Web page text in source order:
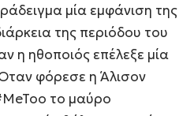
μία εμφάνιση της
της περιόδου του
η ηθοποιός επέλεξε μία
φόρεσε η Άλισον
το μαύρο